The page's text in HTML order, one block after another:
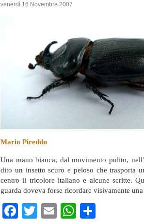
venerdì 16 Novembre 2007
Mario Pireddu
Una mano bianca, dal movimento pulito,
dito un insetto scuro e peloso che trasporta
centro il tricolore italiano e alcune scritte.
guarda doveva forse ricordare visivamente
Facebook
TwitterEmailWhatsApp